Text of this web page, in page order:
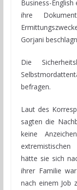
Business-
ihre
Gorjani
Die
befragen.
Laut des
sagten die
keine
hätte sie sich
ihrer Familie
nach einem Job